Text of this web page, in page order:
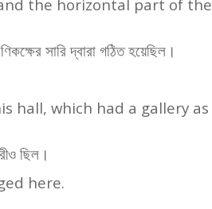
the horizontal part of the
সারি দ্বারা গঠিত হয়েছিল।
hall, which had a gallery as
ছিল।
here.